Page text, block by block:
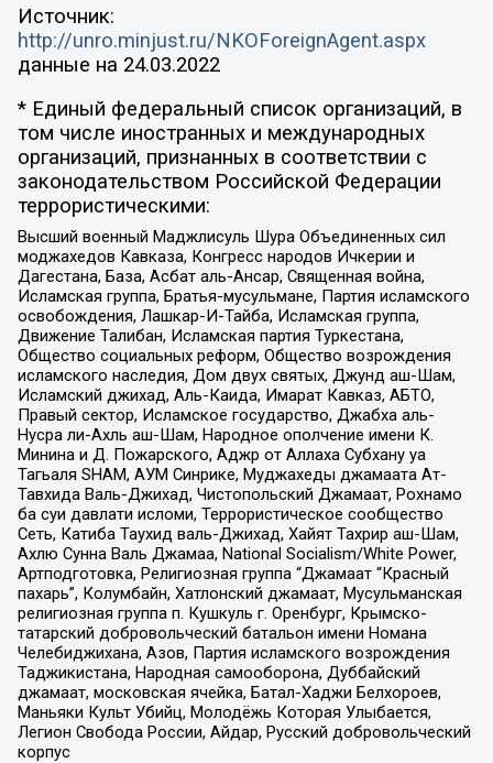
Источник:
http://unro.minjust.ru/NKOForeignAgent.aspx
данные на 24.03.2022
* Единый федеральный список организаций, в
том числе иностранных и международных
организаций, признанных в соответствии с
законодательством Российской Федерации
террористическими:
Высший военный Маджлисуль Шура Объединенных сил
моджахедов Кавказа, Конгресс народов Ичкерии и
Дагестана, База, Асбат аль-Ансар, Священная война,
Исламская группа, Братья-мусульмане, Партия исламского
освобождения, Лашкар-И-Тайба, Исламская группа,
Движение Талибан, Исламская партия Туркестана,
Общество социальных реформ, Общество возрождения
исламского наследия, Дом двух святых, Джунд аш-Шам,
Исламский джихад, Аль-Каида, Имарат Кавказ, АБТО,
Правый сектор, Исламское государство, Джабха аль-
Нусра ли-Ахль аш-Шам, Народное ополчение имени К.
Минина и Д. Пожарского, Аджр от Аллаха Субхану уа
Тагьаля SHAM, АУМ Синрике, Муджахеды джамаата Ат-
Тавхида Валь-Джихад, Чистопольский Джамаат, Рохнамо
ба суи давлати исломи, Террористическое сообщество
Сеть, Катиба Таухид валь-Джихад, Хайят Тахрир аш-Шам,
Ахлю Сунна Валь Джамаа, National Socialism/White Power,
Артподготовка, Религиозная группа “Джамаат “Красный
пахарь”, Колумбайн, Хатлонский джамаат, Мусульманская
религиозная группа п. Кушкуль г. Оренбург, Крымско-
татарский добровольческий батальон имени Номана
Челебиджихана, Азов, Партия исламского возрождения
Таджикистана, Народная самооборона, Дуббайский
джамаат, московская ячейка, Батал-Хаджи Белхороев,
Маньяки Культ Убийц, Молодёжь Которая Улыбается,
Легион Свобода России, Айдар, Русский добровольческий
корпус